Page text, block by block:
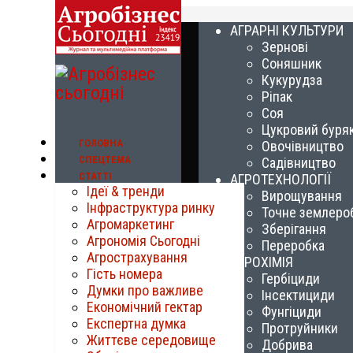
ГОЛОВНА
СПЕЦТЕМА
СТАТТІ
Ідеї & тренди
Інфраструктура ринку
Агромаркетинг
Агрономія Сьогодні
Агрострахування
Гість номера
Думки про важливе
Економічний гектар
Експертна думка
Життєве середовище
АГРАРНІ КУЛЬТУРИ
Зернові
Соняшник
Кукурудза
Ріпак
Соя
Цукровий
Овочівництво
Садівництво
АГРОТЕХНОЛОГІЇ
Вирощування
Точне
Зберігання
Переробка
АГРОХІМІЯ
Гербіциди
Інсектициди
Фунгіциди
Протруйники
Добрива